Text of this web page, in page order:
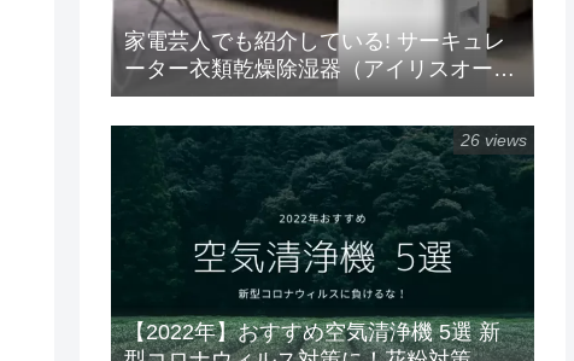
家電芸人でも紹介している! サーキュレ
ーター衣類乾燥除湿器（アイリスオーヤ
マ）!!の紹介
【2022年】おすすめ空気清浄機 5選 新
26 views